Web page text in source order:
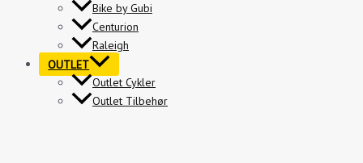
Bike by Gubi
Centurion
Raleigh
OUTLET
Outlet Cykler
Outlet Tilbehør